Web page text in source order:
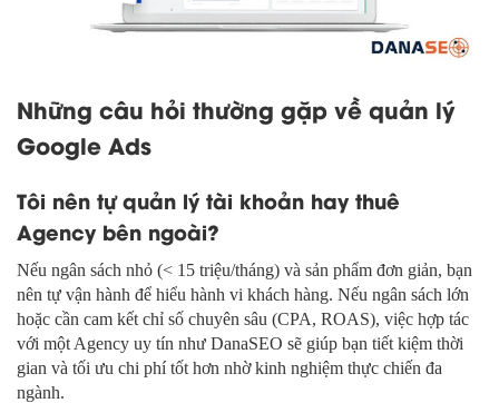
Những câu hỏi thường gặp về quản lý
Google Ads
Tôi nên tự quản lý tài khoản hay thuê
Agency bên ngoài?
Nếu ngân sách nhỏ (< 15 triệu/tháng) và sản phẩm đơn giản, bạn
nên tự vận hành để hiểu hành vi khách hàng. Nếu ngân sách lớn
hoặc cần cam kết chỉ số chuyên sâu (CPA, ROAS), việc hợp tác
với một Agency uy tín như DanaSEO sẽ giúp bạn tiết kiệm thời
gian và tối ưu chi phí tốt hơn nhờ kinh nghiệm thực chiến đa
ngành.